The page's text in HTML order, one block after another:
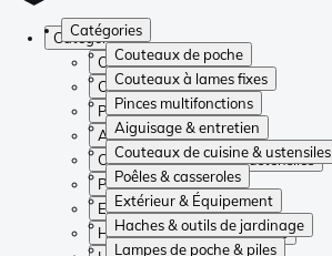
Catégories
Couteaux de poche
Couteaux à lames fixes
Pinces multifonctions
Aiguisage & entretien
Couteaux de cuisine & ustensiles
Poêles & casseroles
Extérieur & Équipement
Haches & outils de jardinage
Lampes de poche & piles
Catégories
Couteaux de poche
Couteaux à lames fixes
Pinces multifonctions
Aiguisage & entretien
Couteaux de cuisine & ustensiles
Poêles & casseroles
Extérieur & Équipement
Haches & outils de jardinage